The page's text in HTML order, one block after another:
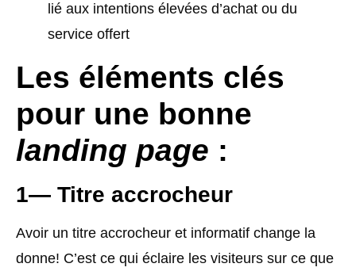
lié aux intentions élevées d’achat ou du
service offert
Les éléments clés
pour une bonne
landing page :
1— Titre accrocheur
Avoir un titre accrocheur et informatif change la
donne! C’est ce qui éclaire les visiteurs sur ce que